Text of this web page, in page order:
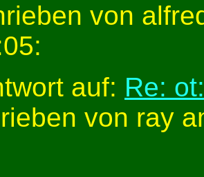
von
auf: Re:
von ray